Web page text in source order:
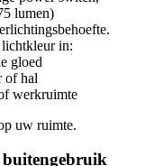
lumen)
lichtkleur in:
gloed
of hal
werkruimte
uw ruimte.
buitengebruik